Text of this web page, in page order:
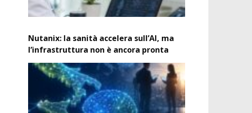
Nutanix: la sanità accelera sull’AI, ma
l’infrastruttura non è ancora pronta